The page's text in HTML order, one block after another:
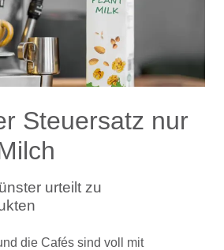
Steuersatz nur
urteilt zu
die Cafés sind voll mit